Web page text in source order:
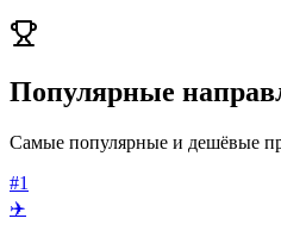
Популярные
Самые популярные и дешёвые
#1
✈️